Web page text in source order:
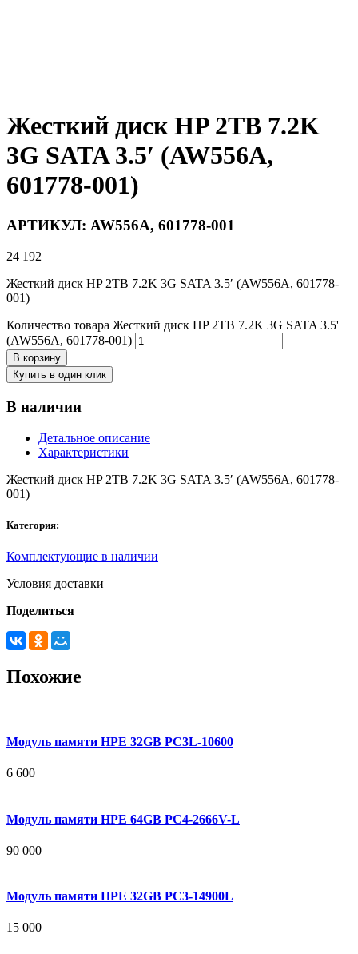
Жесткий диск HP 2TB 7.2K
3G SATA 3.5′ (AW556A,
601778-001)
АРТИКУЛ: AW556A, 601778-001
24 192
Жесткий диск HP 2TB 7.2K 3G SATA 3.5′ (AW556A, 601778-
001)
Количество товара Жесткий диск HP 2TB 7.2K 3G SATA 3.5'
(AW556A, 601778-001)
В корзину
Купить в один клик
В наличии
Детальное описание
Характеристики
Жесткий диск HP 2TB 7.2K 3G SATA 3.5′ (AW556A, 601778-
001)
Категория:
Комплектующие в наличии
Условия доставки
Поделиться
Похожие
Модуль памяти HPE 32GB PC3L-10600
6 600
Модуль памяти HPE 64GB PC4-2666V-L
90 000
Модуль памяти HPE 32GB PC3-14900L
15 000